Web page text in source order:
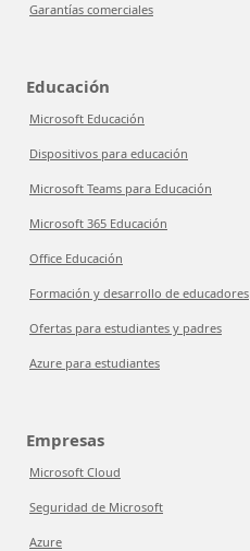
Garantías comerciales
Educación
Microsoft Educación
Dispositivos para educación
Microsoft Teams para Educación
Microsoft 365 Educación
Office Educación
Formación y desarrollo de educadores
Ofertas para estudiantes y padres
Azure para estudiantes
Empresas
Microsoft Cloud
Seguridad de Microsoft
Azure